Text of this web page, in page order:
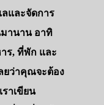
และจัดการ
านาน อาทิ
ร, ที่พัก และ
ยว่าคุณจะต้อง
าเขียน